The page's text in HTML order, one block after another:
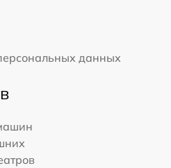
данных